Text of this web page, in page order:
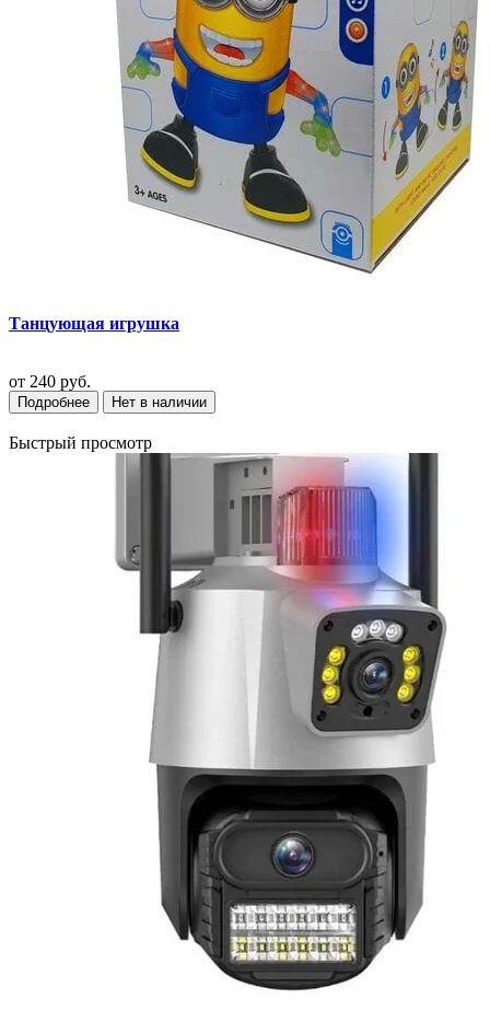
Танцующая игрушка
от 240 руб.
Подробнее Нет в наличии
Быстрый просмотр